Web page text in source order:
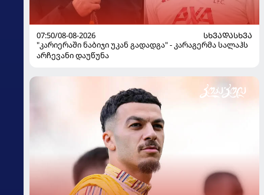
07:50/08-08-2026
ᲡᲮᲕᲐᲓᲐᲡᲮᲕᲐ
"კარიერაში ნაბიჯი უკან გადადგა" - კარაგერმა სალაჰს
არჩევანი დაუწუნა